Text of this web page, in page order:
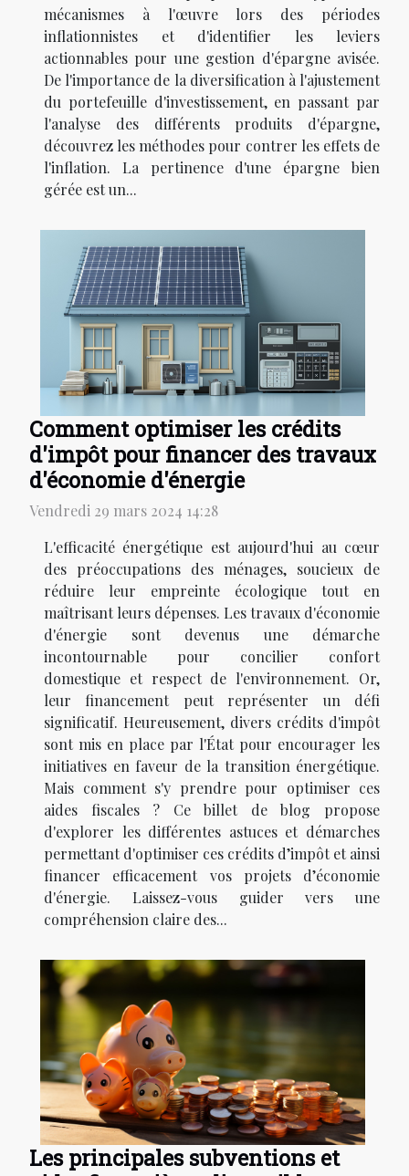
mécanismes à l'œuvre lors des périodes
inflationnistes et d'identifier les leviers
actionnables pour une gestion d'épargne avisée.
De l'importance de la diversification à l'ajustement
du portefeuille d'investissement, en passant par
l'analyse des différents produits d'épargne,
découvrez les méthodes pour contrer les effets de
l'inflation. La pertinence d'une épargne bien
gérée est un...
Comment optimiser les crédits
d'impôt pour financer des travaux
d'économie d'énergie
Vendredi 29 mars 2024 14:28
L'efficacité énergétique est aujourd'hui au cœur
des préoccupations des ménages, soucieux de
réduire leur empreinte écologique tout en
maîtrisant leurs dépenses. Les travaux d'économie
d'énergie sont devenus une démarche
incontournable pour concilier confort
domestique et respect de l'environnement. Or,
leur financement peut représenter un défi
significatif. Heureusement, divers crédits d'impôt
sont mis en place par l'État pour encourager les
initiatives en faveur de la transition énergétique.
Mais comment s'y prendre pour optimiser ces
aides fiscales ? Ce billet de blog propose
d'explorer les différentes astuces et démarches
permettant d'optimiser ces crédits d’impôt et ainsi
financer efficacement vos projets d’économie
d'énergie. Laissez-vous guider vers une
compréhension claire des...
Les principales subventions et